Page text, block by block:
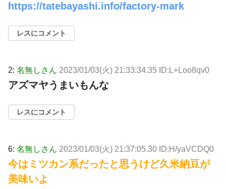
https://tatebayashi.info/factory-mark
レスにコメント
2: 名無しさん 2023/01/03(火) 21:33:34.35 ID:L+Loo8qv0
アズマヤうまいもんな
レスにコメント
6: 名無しさん 2023/01/03(火) 21:37:05.30 ID:H/yaVCDQ0
今はミツカン系だったと思うけど久米納豆が
美味いよ